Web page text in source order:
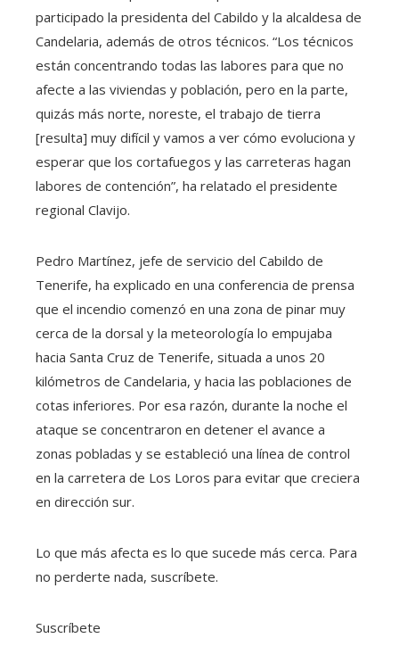
participado la presidenta del Cabildo y la alcaldesa de
Candelaria, además de otros técnicos. “Los técnicos
están concentrando todas las labores para que no
afecte a las viviendas y población, pero en la parte,
quizás más norte, noreste, el trabajo de tierra
[resulta] muy difícil y vamos a ver cómo evoluciona y
esperar que los cortafuegos y las carreteras hagan
labores de contención”, ha relatado el presidente
regional Clavijo.
Pedro Martínez, jefe de servicio del Cabildo de
Tenerife, ha explicado en una conferencia de prensa
que el incendio comenzó en una zona de pinar muy
cerca de la dorsal y la meteorología lo empujaba
hacia Santa Cruz de Tenerife, situada a unos 20
kilómetros de Candelaria, y hacia las poblaciones de
cotas inferiores. Por esa razón, durante la noche el
ataque se concentraron en detener el avance a
zonas pobladas y se estableció una línea de control
en la carretera de Los Loros para evitar que creciera
en dirección sur.
Lo que más afecta es lo que sucede más cerca. Para
no perderte nada, suscríbete.
Suscríbete